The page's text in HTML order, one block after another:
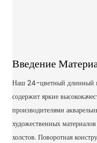
Введение
Наш 24-цветный длинный
содержит яркие
производителями
художественных
холстов. Поворотная